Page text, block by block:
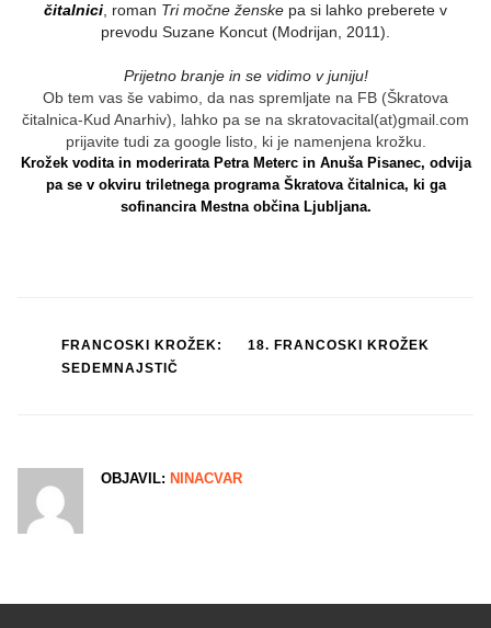
čitalnici , roman Tri močne ženske pa si lahko preberete v
prevodu Suzane Koncut (Modrijan, 2011).
Prijetno branje in se vidimo v juniju!
Ob tem vas še vabimo, da nas spremljate na FB (Škratova
čitalnica-Kud Anarhiv), lahko pa se na skratovacital(at)gmail.com
prijavite tudi za google listo, ki je namenjena krožku.
Krožek vodita in moderirata Petra Meterc in Anuša Pisanec, odvija
pa se v okviru triletnega programa Škratova čitalnica, ki ga
sofinancira Mestna občina Ljubljana.
Post
FRANCOSKI KROŽEK:
SEDEMNAJSTIČ
18. FRANCOSKI KROŽEK
OBJAVIL: NINACVAR